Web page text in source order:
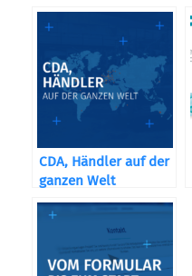
aus?
CDA, Händler auf der
ganzen Welt